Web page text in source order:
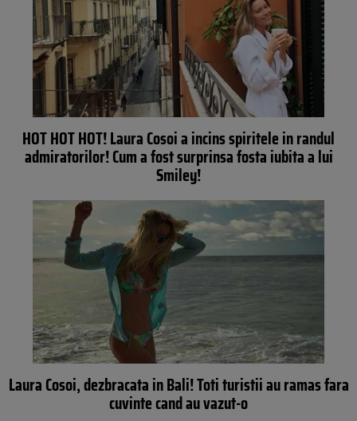
HOT HOT HOT! Laura Cosoi a incins spiritele in randul
admiratorilor! Cum a fost surprinsa fosta iubita a lui
Smiley!
Laura Cosoi, dezbracata in Bali! Toti turistii au ramas fara
cuvinte cand au vazut-o